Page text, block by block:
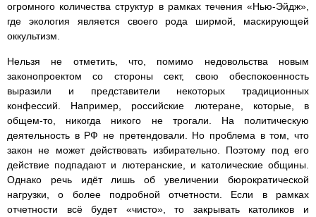
огромного количества структур в рамках течения «Нью-Эйдж»,
где экология является своего рода ширмой, маскирующей
оккультизм.
Нельзя не отметить, что, помимо недовольства новым
законопроектом со стороны сект, свою обеспокоенность
выразили и представители некоторых традиционных
конфессий. Например, российские лютеране, которые, в
общем-то, никогда никого не трогали. На политическую
деятельность в РФ не претендовали. Но проблема в том, что
закон не может действовать избирательно. Поэтому под его
действие подпадают и лютеранские, и католические общины.
Однако речь идёт лишь об увеличении бюрократической
нагрузки, о более подробной отчетности. Если в рамках
отчетности всё будет «чисто», то закрывать католиков и